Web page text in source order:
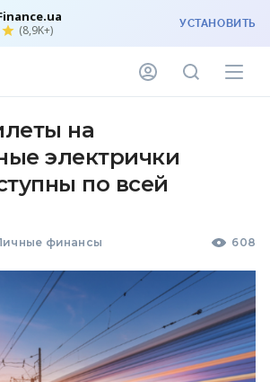
(8,9K+) УСТАНОВИТЬ
на
электрички
по всей
финансы 608